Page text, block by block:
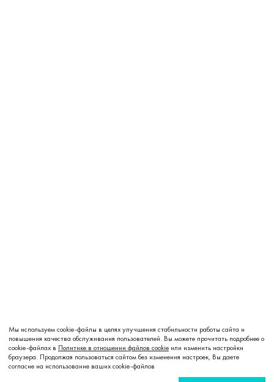
Мы используем cookie-файлы в целях улучшения стабильности работы сайта и
повышения качества обслуживания пользователей. Вы можете прочитать подробнее о
cookie-файлах в Политике в отношении файлов cookie или изменить настройки
браузера. Продолжая пользоваться сайтом без изменения настроек, Вы даете
согласие на использование ваших cookie-файлов